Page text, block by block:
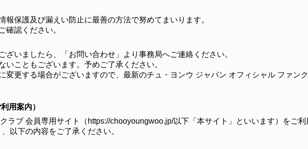
報保護及び漏えい防止に最善の方法で努めてまいります。
確認ください。
ざいましたら、「お問い合わせ」より事務局へご連絡ください。
いこともございます。予めご了承ください。
変更する場合がございますので、最新のチュ・ヨンウ ジャパン オフィシャル ファン
用案内）
ラブ 会員専用サイト（https://chooyoungwoo.jp/以下「本サイト」といいます）をご
以下の内容をご了承ください。